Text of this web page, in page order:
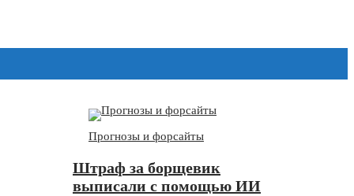
Прогнозы и форсайты
Штраф за борщевик
выписали с помощью ИИ